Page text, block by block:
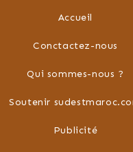
Accueil
Conctactez-nous
Qui sommes-nous ?
Soutenir
Publicité